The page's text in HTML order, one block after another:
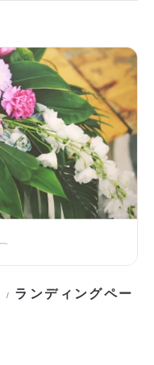
/ ランディングペー